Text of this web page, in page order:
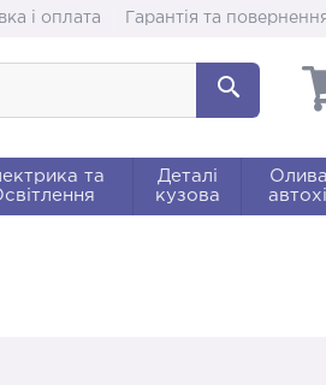
і оплата Гарантія та
та
Деталі
кузова